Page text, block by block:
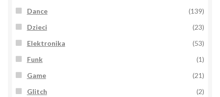
Dance
(139)
Dzieci
(23)
Elektronika
(53)
Funk
(1)
Game
(21)
Glitch
(2)